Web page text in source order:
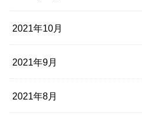
2021年10月
2021年9月
2021年8月